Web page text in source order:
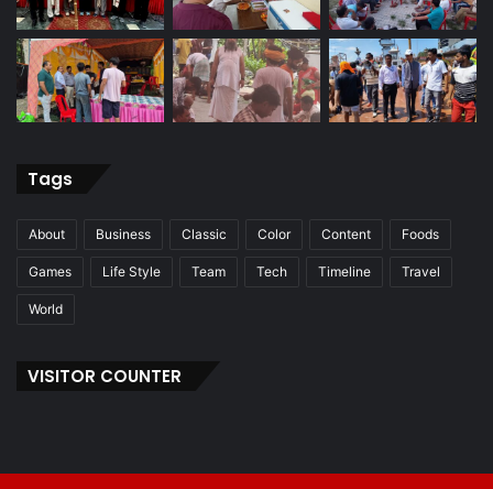
Tags
About Business Classic Color Content Foods
Games Life Style Team Tech Timeline Travel
World
VISITOR COUNTER